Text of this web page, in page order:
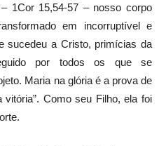
15,54-57 – nosso corpo
em incorruptível e
sucedeu a Cristo, primícias da
por todos os que se
Maria na glória é a prova de
vitória”. Como seu Filho, ela foi